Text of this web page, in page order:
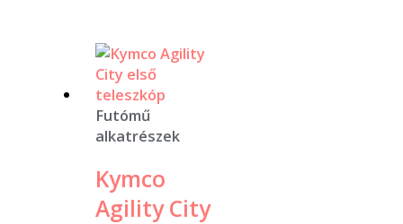
Futómű
alkatrészek
Kymco
Agility City